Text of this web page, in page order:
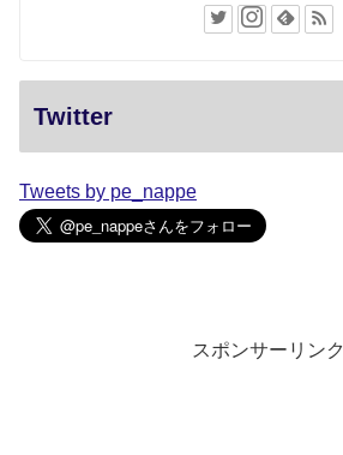
Twitter
Tweets by pe_nappe
スポンサーリンク